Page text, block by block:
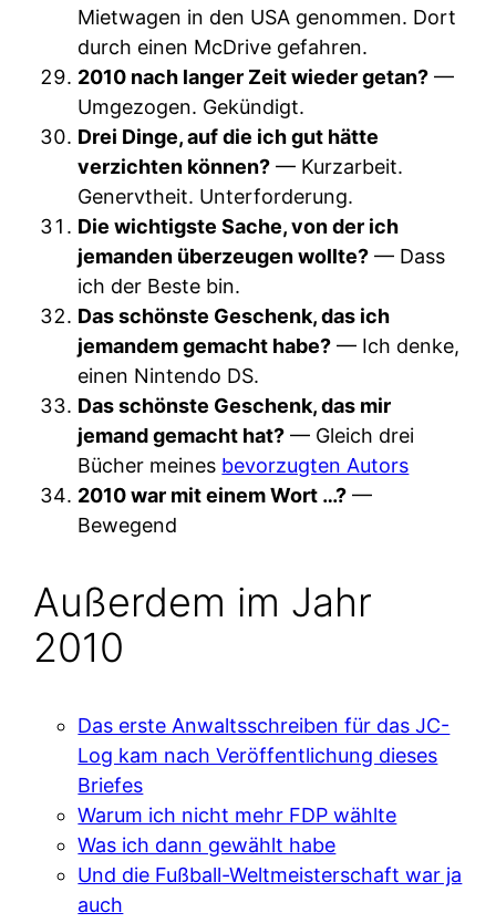
Mietwagen in den USA genommen. Dort
durch einen McDrive gefahren.
2010 nach langer Zeit wieder getan? —
Umgezogen. Gekündigt.
Drei Dinge, auf die ich gut hätte
verzichten können? — Kurzarbeit.
Genervtheit. Unterforderung.
Die wichtigste Sache, von der ich
jemanden überzeugen wollte? — Dass
ich der Beste bin.
Das schönste Geschenk, das ich
jemandem gemacht habe? — Ich denke,
einen Nintendo DS.
Das schönste Geschenk, das mir
jemand gemacht hat? — Gleich drei
Bücher meines bevorzugten Autors
2010 war mit einem Wort …? —
Bewegend
Außerdem im Jahr
2010
Das erste Anwaltsschreiben für das JC-
Log kam nach Veröffentlichung dieses
Briefes
Warum ich nicht mehr FDP wählte
Was ich dann gewählt habe
Und die Fußball-Weltmeisterschaft war ja
auch